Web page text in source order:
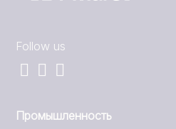
Follow us
Промышленность